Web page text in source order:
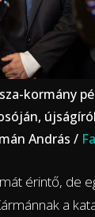
kormány
András /
érintő, de
a